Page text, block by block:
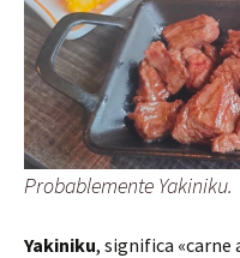
Probablemente Yakiniku.
Yakiniku, significa «carne